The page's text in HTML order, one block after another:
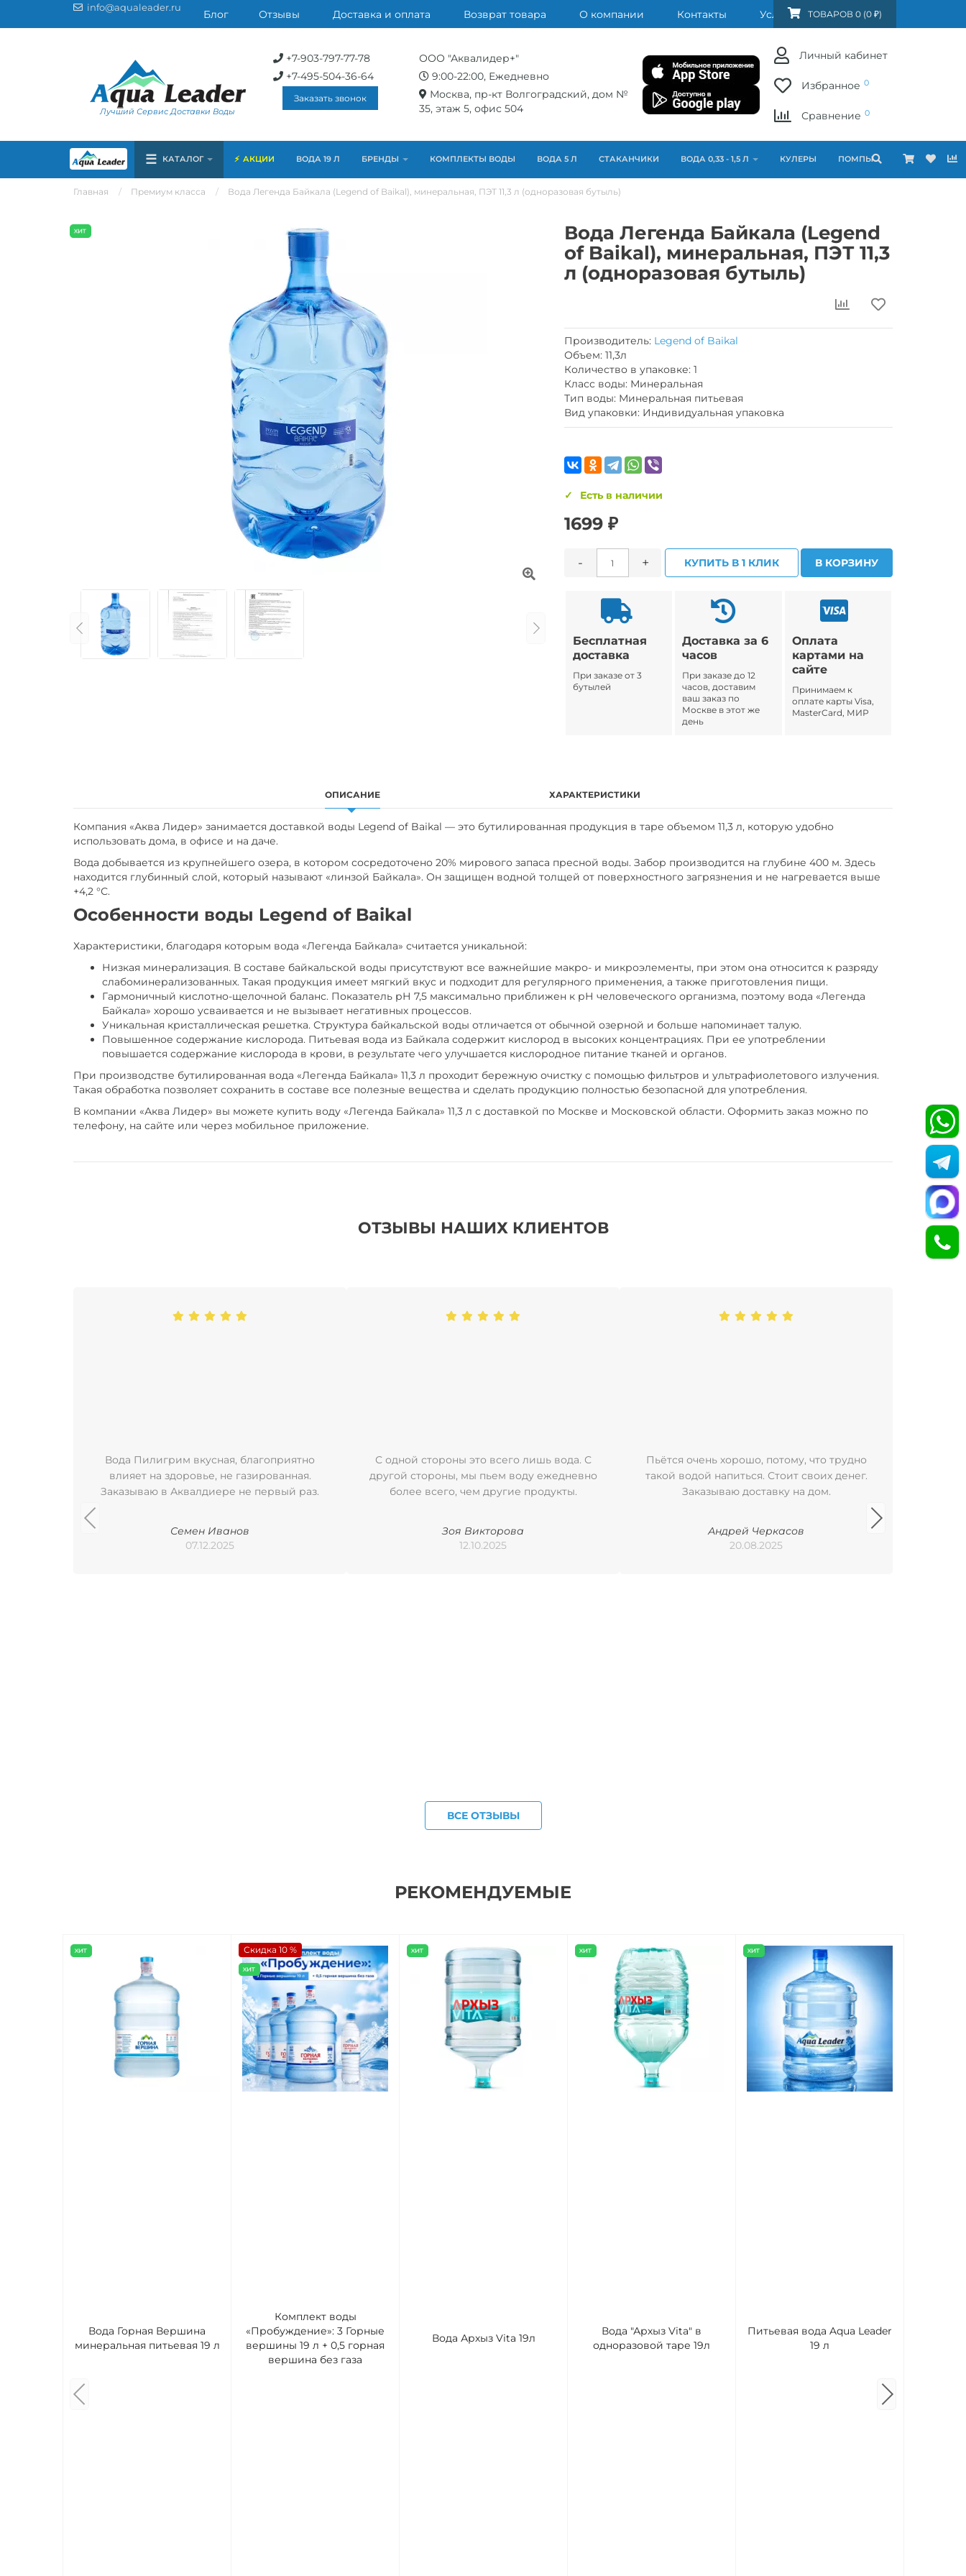
info@aqualeader.ru
Блог Отзывы Доставка и оплата Возврат товара О компании Контакты Услуги FAQ
ТОВАРОВ 0 (0 ₽)
Лучший Сервис Доставки Воды
+7-903-797-77-78
+7-495-504-36-64
Заказать звонок
ООО "Аквалидер+"
9:00-22:00, Ежедневно
Москва, пр-кт Волгоградский, дом №
35, этаж 5, офис 504
Личный кабинет
Избранное 0
Сравнение 0
☰ КАТАЛОГ АКЦИИ ВОДА 19 Л БРЕНДЫ КОМПЛЕКТЫ ВОДЫ ВОДА 5 Л СТАКАНЧИКИ ВОДА 0,33 - 1,5 Л КУЛЕРЫ ПОМПЫ
Главная Премиум класса Вода Легенда Байкала (Legend of Baikal), минеральная, ПЭТ 11,3 л (одноразовая бутыль)
Вода Легенда Байкала (Legend
of Baikal), минеральная, ПЭТ 11,3
л (одноразовая бутыль)
Производитель: Legend of Baikal
Объем: 11,3л
Количество в упаковке: 1
Класс воды: Минеральная
Тип воды: Минеральная питьевая
Вид упаковки: Индивидуальная упаковка
Есть в наличии
1699 ₽
- + КУПИТЬ В 1 КЛИК В КОРЗИНУ
Бесплатная
доставка
При заказе от 3
бутылей
Доставка за 6
часов
При заказе до 12
часов, доставим
ваш заказ по
Москве в этот же
день
Оплата
картами на
сайте
Принимаем к
оплате карты Visa,
MasterCard, МИР
ОПИСАНИЕ ХАРАКТЕРИСТИКИ
Компания «Аква Лидер» занимается доставкой воды Legend of Baikal — это бутилированная продукция в таре объемом 11,3 л, которую удобно
использовать дома, в офисе и на даче.
Вода добывается из крупнейшего озера, в котором сосредоточено 20% мирового запаса пресной воды. Забор производится на глубине 400 м. Здесь
находится глубинный слой, который называют «линзой Байкала». Он защищен водной толщей от поверхностного загрязнения и не нагревается выше
+4,2 °С.
Особенности воды Legend of Baikal
Характеристики, благодаря которым вода «Легенда Байкала» считается уникальной:
Низкая минерализация. В составе байкальской воды присутствуют все важнейшие макро- и микроэлементы, при этом она относится к разряду
слабоминерализованных. Такая продукция имеет мягкий вкус и подходит для регулярного применения, а также приготовления пищи.
Гармоничный кислотно-щелочной баланс. Показатель рН 7,5 максимально приближен к рН человеческого организма, поэтому вода «Легенда
Байкала» хорошо усваивается и не вызывает негативных процессов.
Уникальная кристаллическая решетка. Структура байкальской воды отличается от обычной озерной и больше напоминает талую.
Повышенное содержание кислорода. Питьевая вода из Байкала содержит кислород в высоких концентрациях. При ее употреблении
повышается содержание кислорода в крови, в результате чего улучшается кислородное питание тканей и органов.
При производстве бутилированная вода «Легенда Байкала» 11,3 л проходит бережную очистку с помощью фильтров и ультрафиолетового излучения.
Такая обработка позволяет сохранить в составе все полезные вещества и сделать продукцию полностью безопасной для употребления.
В компании «Аква Лидер» вы можете купить воду «Легенда Байкала» 11,3 л с доставкой по Москве и Московской области. Оформить заказ можно по
телефону, на сайте или через мобильное приложение.
ОТЗЫВЫ НАШИХ КЛИЕНТОВ
Вода Пилигрим вкусная, благоприятно
влияет на здоровье, не газированная.
Заказываю в Аквалдиере не первый раз.
Семен Иванов
07.12.2025
С одной стороны это всего лишь вода. С
другой стороны, мы пьем воду ежедневно
более всего, чем другие продукты.
Зоя Викторова
12.10.2025
Пьётся очень хорошо, потому, что трудно
такой водой напиться. Стоит своих денег.
Заказываю доставку на дом.
Андрей Черкасов
20.08.2025
ВСЕ ОТЗЫВЫ
РЕКОМЕНДУЕМЫЕ
Вода Горная Вершина
минеральная питьевая 19 л
Скидка 10 %
Комплект воды
«Пробуждение»: 3 Горные
вершины 19 л + 0,5 горная
вершина без газа
Вода Архыз Vita 19л
Вода "Архыз Vita" в
одноразовой таре 19л
Питьевая вода Aqua Leader
19 л